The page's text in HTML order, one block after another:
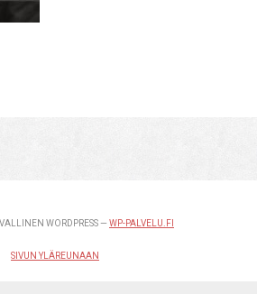
WORDPRESS — WP-PALVELU.FI
SIVUN YLÄREUNAAN